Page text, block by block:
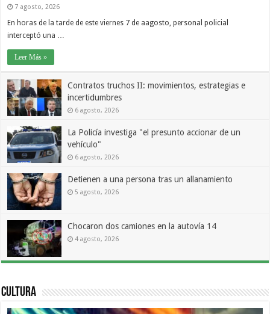
7 agosto, 2026
En horas de la tarde de este viernes 7 de aagosto, personal policial
interceptó una …
Leer Más »
Contratos truchos II: movimientos, estrategias e
incertidumbres
6 agosto, 2026
La Policía investiga "el presunto accionar de un
vehículo"
6 agosto, 2026
Detienen a una persona tras un allanamiento
5 agosto, 2026
Chocaron dos camiones en la autovía 14
4 agosto, 2026
Cultura